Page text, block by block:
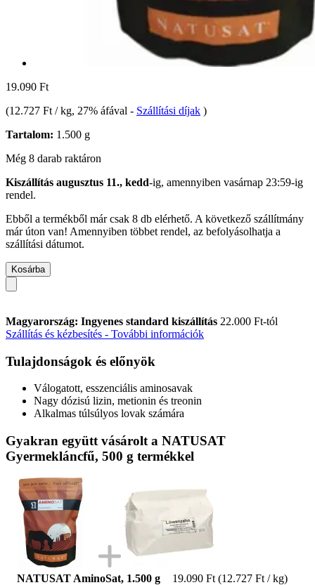
19.090 Ft
(12.727 Ft / kg, 27% áfával - Szállítási díjak )
Tartalom: 1.500 g
Még 8 darab raktáron
Kiszállítás augusztus 11., kedd-ig, amennyiben vasárnap 23:59-ig
rendel.
Ebből a termékből már csak 8 db elérhető. A következő szállítmány
már úton van! Amennyiben többet rendel, az befolyásolhatja a
szállítási dátumot.
Kosárba
Magyarország: Ingyenes standard kiszállítás 22.000 Ft-tól
Szállítás és kézbesítés - További információk
Tulajdonságok és előnyök
Válogatott, esszenciális aminosavak
Nagy dózisú lizin, metionin és treonin
Alkalmas túlsúlyos lovak számára
Gyakran együtt vásárolt a NATUSAT
Gyermekláncfű, 500 g termékkel
NATUSAT AminoSat, 1.500 g 19.090 Ft (12.727 Ft / kg)